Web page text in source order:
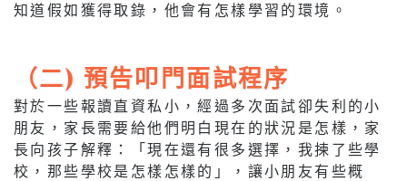
知道假如獲得取錄，他會有怎樣學習的環境。
（二) 預告叩門面試程序
對於一些報讀直資私小，經過多次面試卻失利的小
朋友，家長需要給他們明白現在的狀況是怎樣，家
長向孩子解釋：「現在還有很多選擇，我揀了些學
校，那些學校是怎樣怎樣的」，讓小朋友有些概